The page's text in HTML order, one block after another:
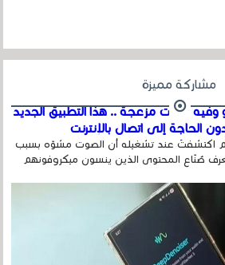
مشاركة مميزة
أصوت مزعجة .. هذا التطبيق الجديد
الحاجة إلى اتصال بالإنترنت
اكتشفتَ عند تشغيله أن الصوت مشوّه بسبب
صُنّاع المحتوى الذين ينسون ميكروفونهم